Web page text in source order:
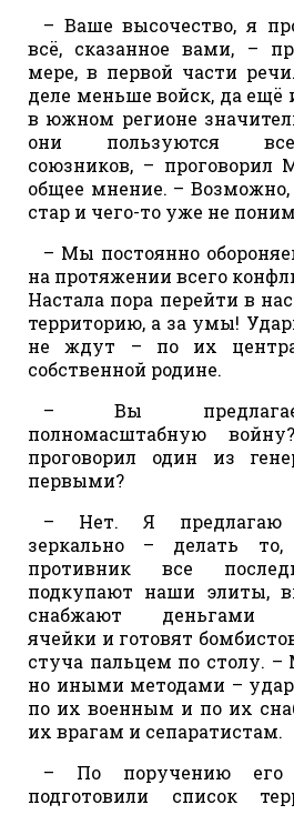
– Ваше высочество, я
всё, сказанное вами, –
мере, в первой части
деле меньше войск, да ещё
в южном регионе
они пользуются
союзников, – проговорил
общее мнение. –
стар и чего-то уже не
– Мы постоянно
на протяжении всего
Настала пора перейти в
территорию, а за умы!
не ждут – по их
собственной родине.
– Вы
полномасштабную
проговорил один из
первыми?
– Нет. Я предлагаю
зеркально – делать
противник все
подкупают наши элиты,
снабжают деньгами
ячейки и готовят
стуча пальцем по столу.
но иными методами –
по их военным и по их
их врагам и сепаратистам.
– По поручению его
подготовили список